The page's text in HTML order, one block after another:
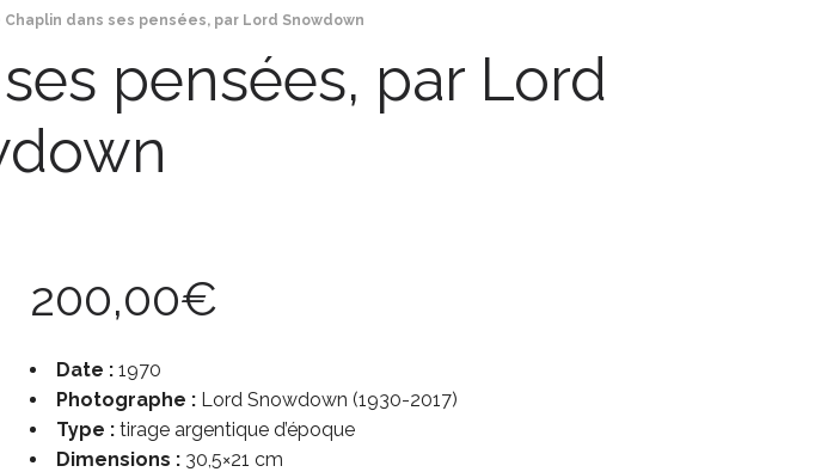
Chaplin dans ses pensées, par Lord Snowdown
pensées, par Lord
200,00€
Date : 1970
Photographe : Lord Snowdown (1930-2017)
Type : tirage argentique d’époque
Dimensions : 30,5×21 cm